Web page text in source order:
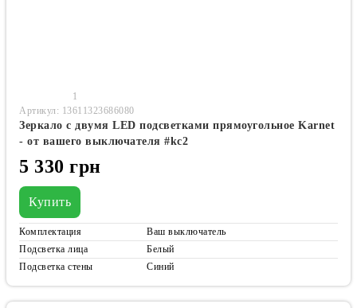
1
Артикул: 13611323686080
Зеркало с двумя LED подсветками прямоугольное Karnet
- от вашего выключателя #kc2
5 330 грн
Купить
Комплектация
Ваш выключатель
Подсветка лица
Белый
Подсветка стены
Синий